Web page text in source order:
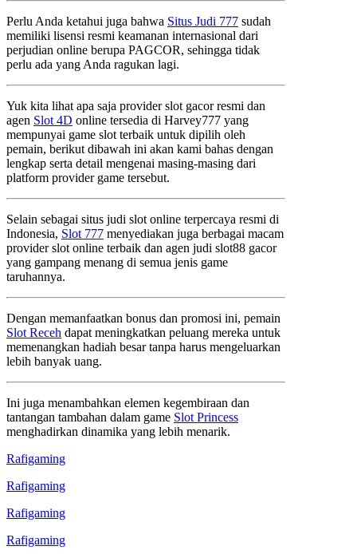
Perlu Anda ketahui juga bahwa Situs Judi 777 sudah
memiliki lisensi resmi keamanan internasional dari
perjudian online berupa PAGCOR, sehingga tidak
perlu ada yang Anda ragukan lagi.
Yuk kita lihat apa saja provider slot gacor resmi dan
agen Slot 4D online tersedia di Harvey777 yang
mempunyai game slot terbaik untuk dipilih oleh
pemain, berikut dibawah ini akan kami bahas dengan
lengkap serta detail mengenai masing-masing dari
platform provider game tersebut.
Selain sebagai situs judi slot online terpercaya resmi di
Indonesia, Slot 777 menyediakan juga berbagai macam
provider slot online terbaik dan agen judi slot88 gacor
yang gampang menang di semua jenis game
taruhannya.
Dengan memanfaatkan bonus dan promosi ini, pemain
Slot Receh dapat meningkatkan peluang mereka untuk
memenangkan hadiah besar tanpa harus mengeluarkan
lebih banyak uang.
Ini juga menambahkan elemen kegembiraan dan
tantangan tambahan dalam game Slot Princess
menghadirkan dinamika yang lebih menarik.
Rafigaming
Rafigaming
Rafigaming
Rafigaming